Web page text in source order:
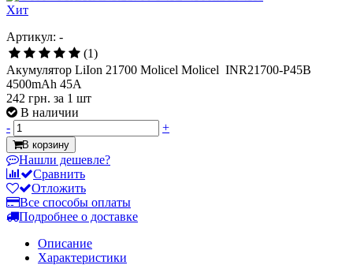
Артикул: -
Акумулятор LiIon 21700 Molicel Molicel INR21700-P45B
4500mAh 45A
242 грн.за 1 шт
В наличии
-
В корзину
Нашли дешевле?
Сравнить
Отложить
Все способы оплаты
Подробнее о доставке
Описание
Отзывы и вопросы
Наличие в магазинах